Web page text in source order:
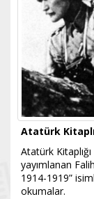
Atatürk
Atatürk
yayımlanan Falih
1914-1919”
okumalar.